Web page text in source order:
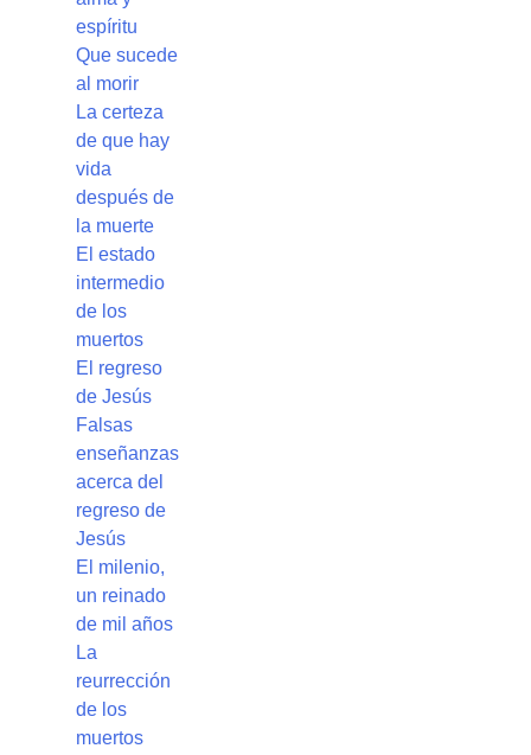
espíritu
Que sucede
al morir
La certeza
de que hay
vida
después de
la muerte
El estado
intermedio
de los
muertos
El regreso
de Jesús
Falsas
enseñanzas
acerca del
regreso de
Jesús
El milenio,
un reinado
de mil años
La
reurrección
de los
muertos